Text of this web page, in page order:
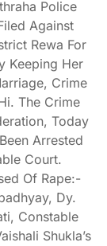
Police
Against
Rewa For
Keeping Her
Crime
The Crime
Today
Arrested
Court.
Of Rape:-
Dy.
Constable
Shukla’s